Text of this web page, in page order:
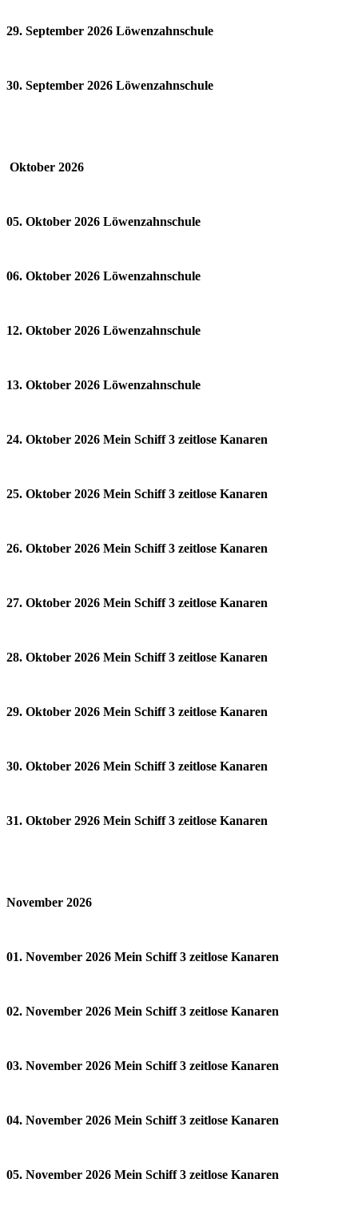
29. September 2026 Löwenzahnschule
30. September 2026 Löwenzahnschule
Oktober 2026
05. Oktober 2026 Löwenzahnschule
06. Oktober 2026 Löwenzahnschule
12. Oktober 2026 Löwenzahnschule
13. Oktober 2026 Löwenzahnschule
24. Oktober 2026 Mein Schiff 3 zeitlose Kanaren
25. Oktober 2026 Mein Schiff 3 zeitlose Kanaren
26. Oktober 2026 Mein Schiff 3 zeitlose Kanaren
27. Oktober 2026 Mein Schiff 3 zeitlose Kanaren
28. Oktober 2026 Mein Schiff 3 zeitlose Kanaren
29. Oktober 2026 Mein Schiff 3 zeitlose Kanaren
30. Oktober 2026 Mein Schiff 3 zeitlose Kanaren
31. Oktober 2926 Mein Schiff 3 zeitlose Kanaren
November 2026
01. November 2026 Mein Schiff 3 zeitlose Kanaren
02. November 2026 Mein Schiff 3 zeitlose Kanaren
03. November 2026 Mein Schiff 3 zeitlose Kanaren
04. November 2026 Mein Schiff 3 zeitlose Kanaren
05. November 2026 Mein Schiff 3 zeitlose Kanaren